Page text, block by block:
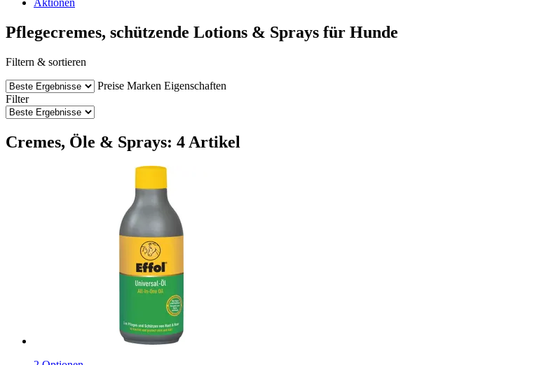
Aktionen
Pflegecremes, schützende Lotions & Sprays für Hunde
Filtern & sortieren
Preise Marken Eigenschaften
Filter
Cremes, Öle & Sprays: 4 Artikel